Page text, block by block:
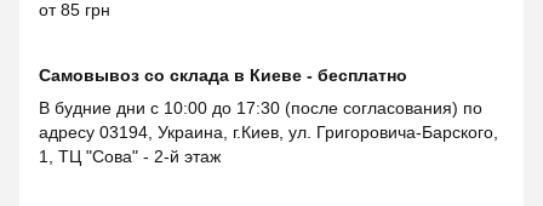
от 85 грн
Самовывоз со склада в Киеве - бесплатно
В будние дни с 10:00 до 17:30 (после согласования) по
адресу 03194, Украина, г.Киев, ул. Григоровича-Барского,
1, ТЦ "Сова" - 2-й этаж